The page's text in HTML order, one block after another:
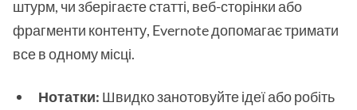
штурм, чи зберігаєте статті, веб-сторінки або
фрагменти контенту, Evernote допомагає тримати
все в одному місці.
Нотатки: Швидко занотовуйте ідеї або робіть